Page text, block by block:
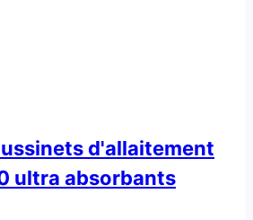
d'allaitement
ultra absorbants